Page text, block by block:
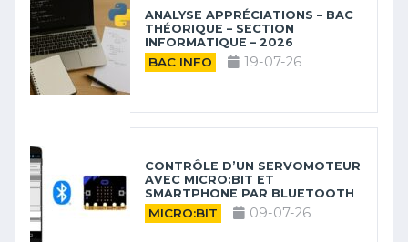
ANALYSE APPRÉCIATIONS – BAC
THÉORIQUE – SECTION
INFORMATIQUE – 2026
BAC INFO 19-07-26
CONTRÔLE D’UN SERVOMOTEUR
AVEC MICRO:BIT ET
SMARTPHONE PAR BLUETOOTH
MICRO:BIT 09-07-26